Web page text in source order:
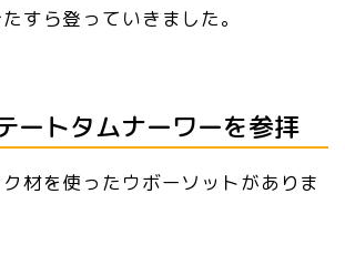
すら登っていきました。
ートタムナーワーを参拝
材を使ったウボーソットがありま